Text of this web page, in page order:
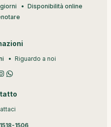
Disponibilità online
Riguardo a noi
1506